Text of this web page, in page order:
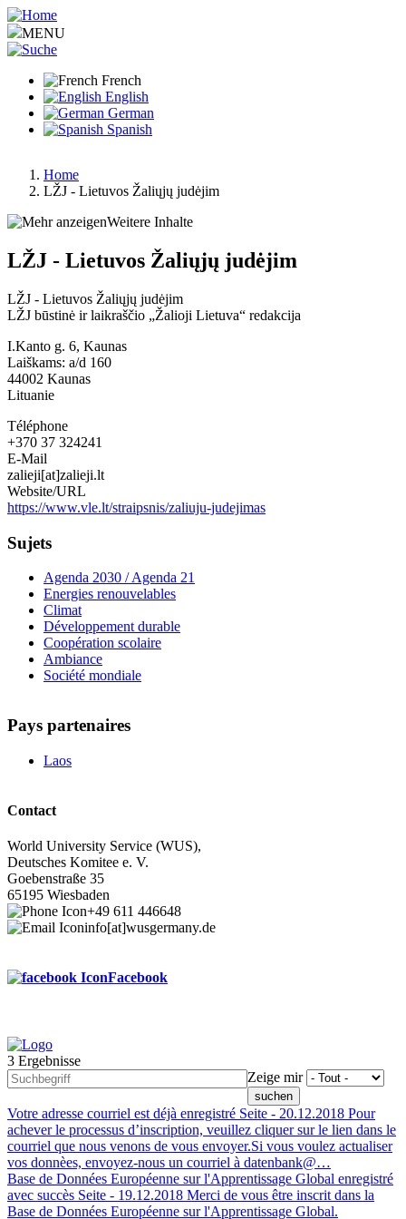
Aller
au
contenu
MENU
French
English
German
Spanish
Fil
d'Ariane
Home
LŽJ - Lietuvos Žaliųjų judėjim
Weitere Inhalte
LŽJ - Lietuvos Žaliųjų judėjim
LŽJ - Lietuvos Žaliųjų judėjim
LŽJ būstinė ir laikraščio „Žalioji Lietuva“ redakcija
I.Kanto g. 6, Kaunas
Laiškams: a/d 160
44002 Kaunas
Lituanie
Téléphone
+370 37 324241
E-Mail
zalieji[at]zalieji.lt
Website/URL
https://www.vle.lt/straipsnis/zaliuju-judejimas
Sujets
Agenda 2030 / Agenda 21
Energies renouvelables
Climat
Développement durable
Coopération scolaire
Ambiance
Société mondiale
Pays partenaires
Laos
Contact
World University Service (WUS),
Deutsches Komitee e. V.
Goebenstraße 35
65195 Wiesbaden
+49 611 446648
info[at]wusgermany.de
Facebook
Footer
menu
3 Ergebnisse
Zeige mir
Votre adresse courriel est déjà enregistré Seite - 20.12.2018 Pour
achever le processus d’inscription, veuillez cliquer sur le lien dans le
courriel que nous venons de vous envoyer.Si vous voulez actualiser
vos donnèes, envoyez-nous un courriel à datenbank@…
Base de Données Européenne sur l'Apprentissage Global enregistré
avec succès Seite - 19.12.2018 Merci de vous être inscrit dans la
Base de Données Européenne sur l'Apprentissage Global.